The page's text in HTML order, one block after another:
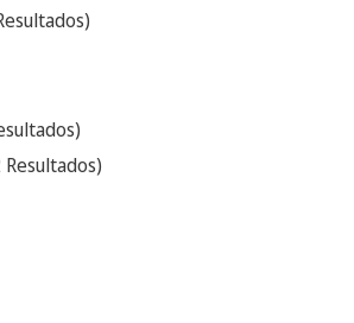
)
)
Resultados)